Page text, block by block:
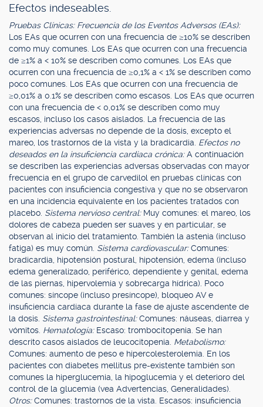
Efectos indeseables.
Pruebas Clínicas: Frecuencia de los Eventos Adversos (EAs):
Los EAs que ocurren con una frecuencia de ≥10% se describen
como muy comunes. Los EAs que ocurren con una frecuencia
de ≥1% a < 10% se describen como comunes. Los EAs que
ocurren con una frecuencia de ≥0,1% a < 1% se describen como
poco comunes. Los EAs que ocurren con una frecuencia de
≥0,01% a 0.1% se describen como escasos. Los EAs que ocurren
con una frecuencia de < 0,01% se describen como muy
escasos, incluso los casos aislados. La frecuencia de las
experiencias adversas no depende de la dosis, excepto el
mareo, los trastornos de la vista y la bradicardia. Efectos no
deseados en la insuficiencia cardiaca crónica:A continuación
se describen las experiencias adversas observadas con mayor
frecuencia en el grupo de carvedilol en pruebas clínicas con
pacientes con insuficiencia congestiva y que no se observaron
en una incidencia equivalente en los pacientes tratados con
placebo. Sistema nervioso central: Muy comunes: el mareo, los
dolores de cabeza pueden ser suaves y en particular, se
observan al inicio del tratamiento. También la astenia (incluso
fatiga) es muy común. Sistema cardiovascular:Comunes:
bradicardia, hipotensión postural, hipotensión, edema (incluso
edema generalizado, periférico, dependiente y genital, edema
de las piernas, hipervolemia y sobrecarga hídrica). Poco
comunes: síncope (incluso presíncope), bloqueo AV e
insuficiencia cardíaca durante la fase de ajuste ascendente de
la dosis. Sistema gastrointestinal:Comunes: náuseas, diarrea y
vómitos. Hematología: Escaso: trombocitopenia. Se han
descrito casos aislados de leucocitopenia. Metabolismo:
Comunes: aumento de peso e hipercolesterolemia. En los
pacientes con diabetes mellitus pre-existente también son
comunes la hiperglucemia, la hipoglucemia y el deterioro del
control de la glucemia (vea Advertencias, Generalidades).
Otros:Comunes: trastornos de la vista. Escasos: insuficiencia